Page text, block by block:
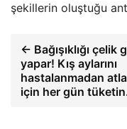
şekillerin oluştuğu
← Bağışıklığı çelik
yapar! Kış aylarını
hastalanmadan
için her gün